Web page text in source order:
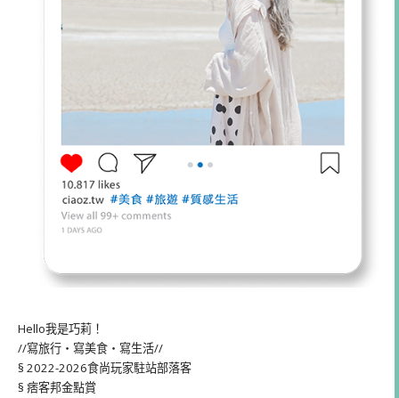
Hello我是巧莉！
//寫旅行・寫美食・寫生活//
§ 2022-2026食尚玩家駐站部落客
§ 痞客邦金點賞